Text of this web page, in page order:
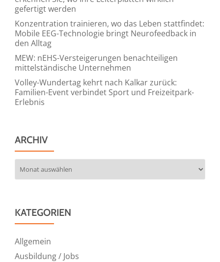
gefertigt werden
Konzentration trainieren, wo das Leben stattfindet:
Mobile EEG-Technologie bringt Neurofeedback in
den Alltag
MEW: nEHS-Versteigerungen benachteiligen
mittelständische Unternehmen
Volley-Wundertag kehrt nach Kalkar zurück:
Familien-Event verbindet Sport und Freizeitpark-
Erlebnis
ARCHIV
KATEGORIEN
Allgemein
Ausbildung / Jobs